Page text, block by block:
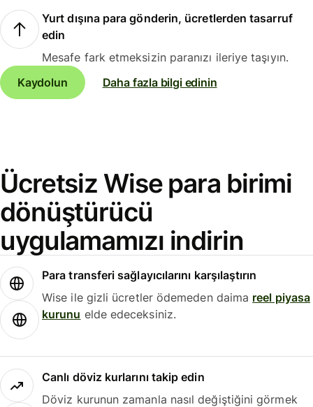
Yurt dışına para gönderin, ücretlerden tasarruf
edin
Mesafe fark etmeksizin paranızı ileriye taşıyın.
Kaydolun
Daha fazla bilgi edinin
Ücretsiz Wise para birimi
dönüştürücü
uygulamamızı indirin
Para transferi sağlayıcılarını karşılaştırın
Wise ile gizli ücretler ödemeden daima reel piyasa
kurunu elde edeceksiniz.
Canlı döviz kurlarını takip edin
Döviz kurunun zamanla nasıl değiştiğini görmek